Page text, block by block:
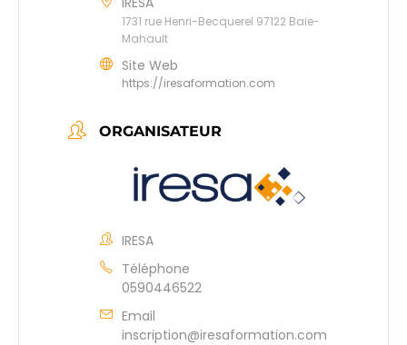
1731 rue Henri-Becquerel 97122 Baie-
Mahault
Site Web
https://iresaformation.com
ORGANISATEUR
IRESA
Téléphone
0590446522
Email
inscription@iresaformation.com